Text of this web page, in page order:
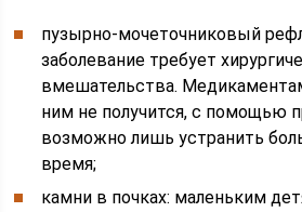
пузырно-мочеточниковый
заболевание требует
вмешательства.
ним не получится, с помощью
возможно лишь устранить
время;
камни в почках: маленьким